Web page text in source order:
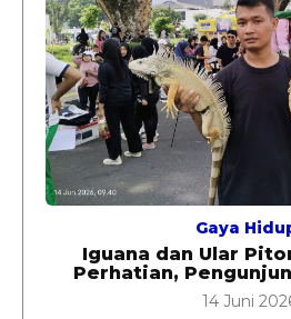
Gaya
Iguana dan Ular
Perhatian,
14 Juni